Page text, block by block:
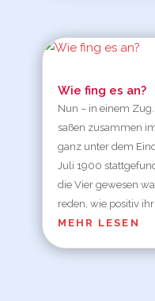
Wie fing es an?
Nun – in einem
saßen zusammen
ganz unter dem
Juli 1900
die Vier gewesen
reden, wie positiv ihr
MEHR LESEN